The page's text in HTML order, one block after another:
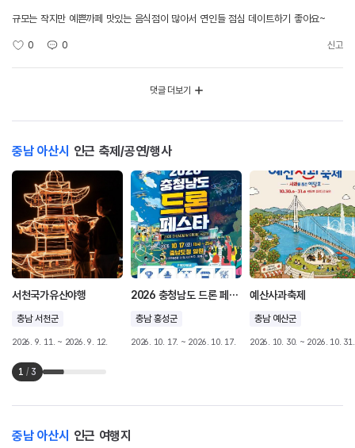
규모는 작지만 예쁜까페 맛있는 음식점이 많아서 연인들 점심 데이트하기 좋아요~
0 0 신고
댓글 더보기
충남 아산시 인근 축제/공연/행사
서천국가유산야행
충남 서천군
2026. 9. 11. ~ 2026. 9. 12.
2026 충청남도 드론 페스타
충남 홍성군
2026. 10. 17. ~ 2026. 10. 17.
예산사과축제
충남 예산군
2026. 10. 30. ~ 2026. 10. 31.
1 / 3
충남 아산시 인근 여행지